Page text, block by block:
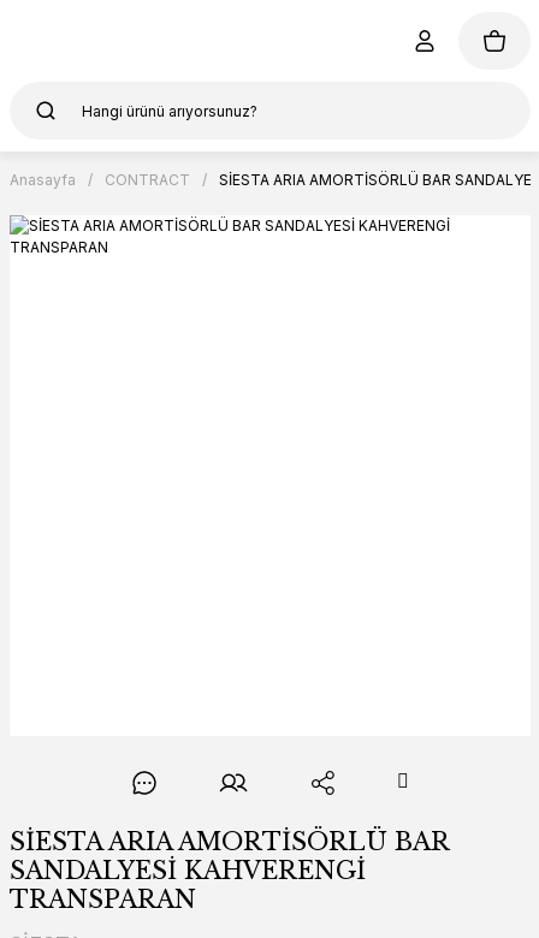
Anasayfa CONTRACT SİESTA ARIA AMORTİSÖRLÜ BAR
SİESTA ARIA AMORTİSÖRLÜ BAR
SANDALYESİ KAHVERENGİ
TRANSPARAN